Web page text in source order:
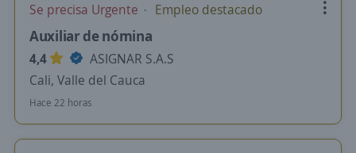
Se precisa Urgente Empleo destacado
Auxiliar de nómina
4,4
ASIGNAR S.A.S
Cali, Valle del Cauca
Hace 22 horas